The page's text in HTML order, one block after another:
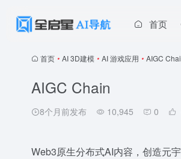
首页
首页 • AI 3D建模 • AI 游戏应用 • AIGC
AIGC Chain
8个月前发布 10,945 0
Web3原生分布式AI内容，创造元宇